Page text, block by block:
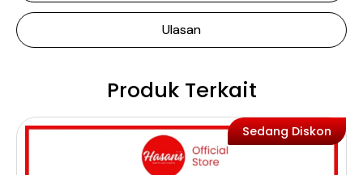
Ulasan
Produk Terkait
Sedang Diskon